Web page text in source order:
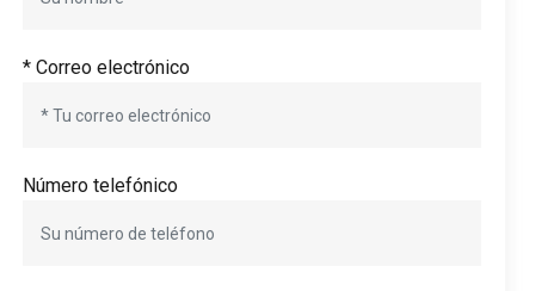
* Correo electrónico
Número telefónico